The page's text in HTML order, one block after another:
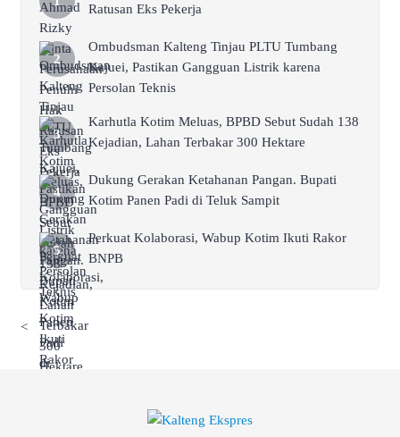
Ratusan Eks Pekerja
Ombudsman Kalteng Tinjau PLTU Tumbang
Kajuei, Pastikan Gangguan Listrik karena
Persolan Teknis
Karhutla Kotim Meluas, BPBD Sebut Sudah 138
Kejadian, Lahan Terbakar 300 Hektare
Dukung Gerakan Ketahanan Pangan. Bupati
Kotim Panen Padi di Teluk Sampit
Perkuat Kolaborasi, Wabup Kotim Ikuti Rakor
BNPB
<